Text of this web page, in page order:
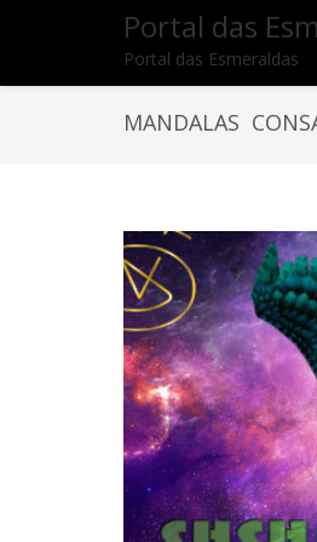
Portal das
Portal das Esmeraldas
MANDALAS